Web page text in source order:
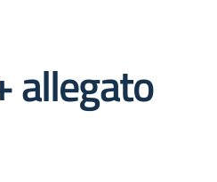
allegato